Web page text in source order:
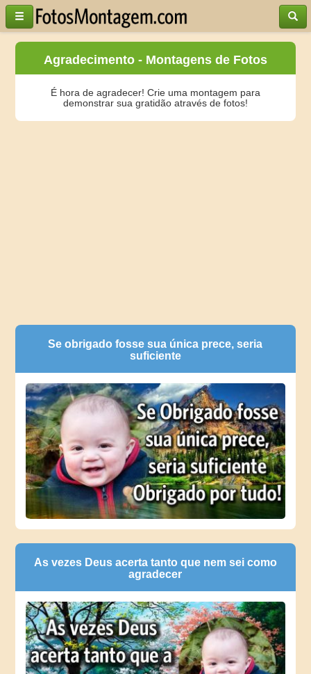
Agradecimento - Montagens de Fotos
É hora de agradecer! Crie uma montagem para
demonstrar sua gratidão através de fotos!
Se obrigado fosse sua única prece, seria
suficiente
As vezes Deus acerta tanto que nem sei como
agradecer